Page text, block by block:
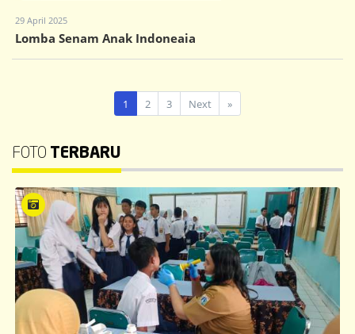
29 April 2025
Lomba Senam Anak Indoneaia
1 2 3 Next »
FOTO TERBARU